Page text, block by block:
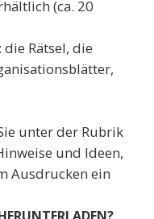
(ca. 20
Rätsel, die
unter der Rubrik
und Ideen,
Ausdrucken ein